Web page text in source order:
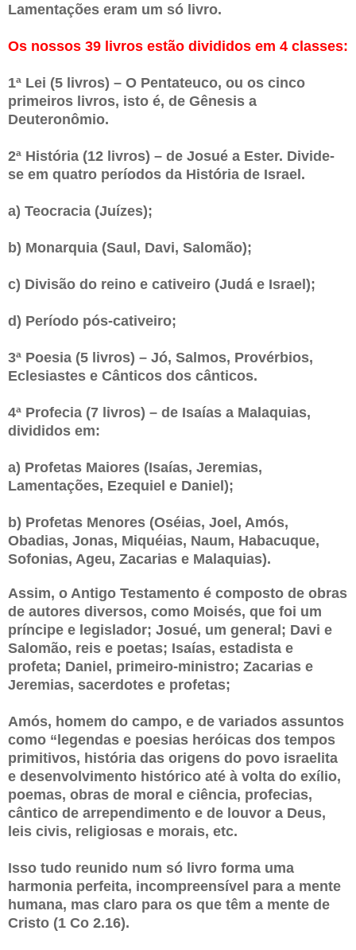
Lamentações eram um só livro.
Os nossos 39 livros estão divididos em 4 classes:
1ª Lei (5 livros) – O Pentateuco, ou os cinco
primeiros livros, isto é, de Gênesis a
Deuteronômio.
2ª História (12 livros) – de Josué a Ester. Divide-
se em quatro períodos da História de Israel.
a) Teocracia (Juízes);
b) Monarquia (Saul, Davi, Salomão);
c) Divisão do reino e cativeiro (Judá e Israel);
d) Período pós-cativeiro;
3ª Poesia (5 livros) – Jó, Salmos, Provérbios,
Eclesiastes e Cânticos dos cânticos.
4ª Profecia (7 livros) – de Isaías a Malaquias,
divididos em:
a) Profetas Maiores (Isaías, Jeremias,
Lamentações, Ezequiel e Daniel);
b) Profetas Menores (Oséias, Joel, Amós,
Obadias, Jonas, Miquéias, Naum, Habacuque,
Sofonias, Ageu, Zacarias e Malaquias).
Assim, o Antigo Testamento é composto de obras
de autores diversos, como Moisés, que foi um
príncipe e legislador; Josué, um general; Davi e
Salomão, reis e poetas; Isaías, estadista e
profeta; Daniel, primeiro-ministro; Zacarias e
Jeremias, sacerdotes e profetas;
Amós, homem do campo, e de variados assuntos
como “legendas e poesias heróicas dos tempos
primitivos, história das origens do povo israelita
e desenvolvimento histórico até à volta do exílio,
poemas, obras de moral e ciência, profecias,
cântico de arrependimento e de louvor a Deus,
leis civis, religiosas e morais, etc.
Isso tudo reunido num só livro forma uma
harmonia perfeita, incompreensível para a mente
humana, mas claro para os que têm a mente de
Cristo (1 Co 2.16).